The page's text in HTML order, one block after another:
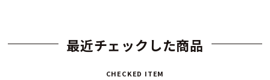
最近チェックした商品
CHECKED ITEM